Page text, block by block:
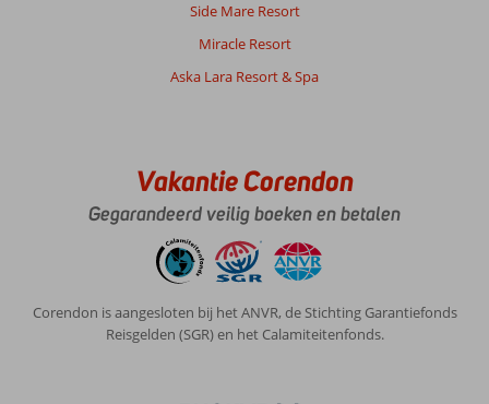
Side Mare Resort
Miracle Resort
Aska Lara Resort & Spa
Vakantie Corendon
Gegarandeerd veilig boeken en betalen
Corendon is aangesloten bij het ANVR, de Stichting Garantiefonds
Reisgelden (SGR) en het Calamiteitenfonds.